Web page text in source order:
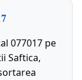
077017 pe
Saftica,